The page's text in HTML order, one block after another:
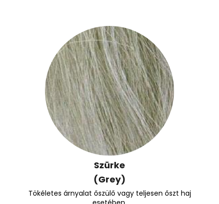
Szürke
(Grey)
Tökéletes árnyalat őszülő vagy teljesen őszt haj